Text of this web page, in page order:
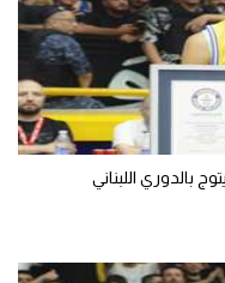
بالدوري اللبناني